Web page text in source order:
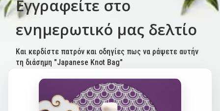
Εγγραφείτε στο
ενημερωτικό μας δελτίο
Και κερδίστε πατρόν και οδηγίες πως να ράψετε αυτήν
τη διάσημη "Japanese Knot Bag"